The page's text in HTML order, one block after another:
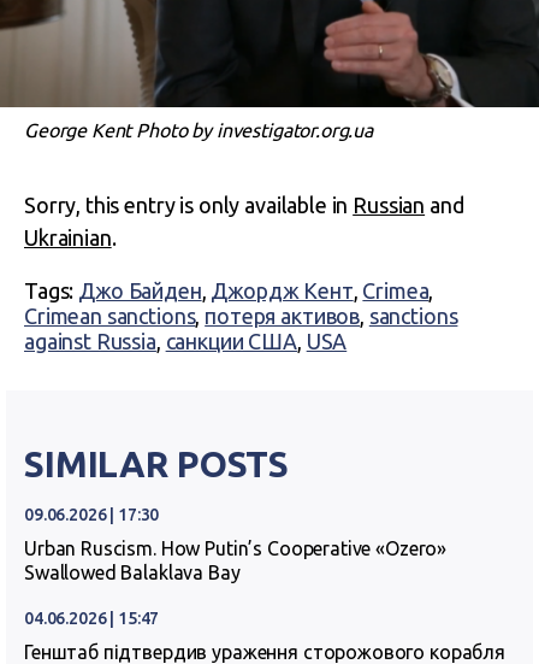
George Kent Photo by investigator.org.ua
Sorry, this entry is only available in Russian and
Ukrainian.
Tags: Джо Байден, Джордж Кент, Crimea,
Crimean sanctions, потеря активов, sanctions
against Russia, санкции США, USA
SIMILAR POSTS
09.06.2026 | 17:30
Urban Ruscism. How Putin’s Cooperative «Ozero»
Swallowed Balaklava Bay
04.06.2026 | 15:47
Генштаб підтвердив ураження сторожового корабля